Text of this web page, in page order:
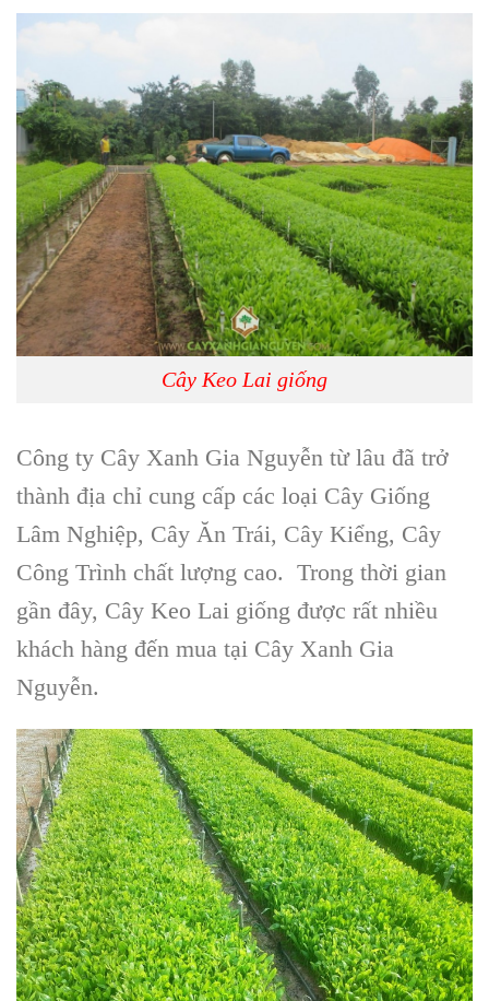
Cây Keo Lai giống
Công ty Cây Xanh Gia Nguyễn từ lâu đã trở
thành địa chỉ cung cấp các loại Cây Giống
Lâm Nghiệp, Cây Ăn Trái, Cây Kiểng, Cây
Công Trình chất lượng cao. Trong thời gian
gần đây, Cây Keo Lai giống được rất nhiều
khách hàng đến mua tại Cây Xanh Gia
Nguyễn.